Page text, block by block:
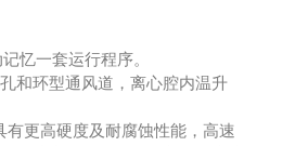
忆一套运行程序。
和环型通风道，离心腔内温升
更高硬度及耐腐蚀性能，高速